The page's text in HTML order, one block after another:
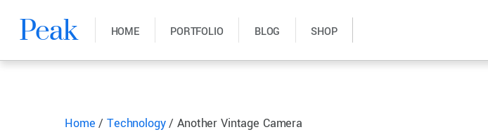
Peak HOME PORTFOLIO BLOG SHOP
Home /Technology/ Another Vintage Camera